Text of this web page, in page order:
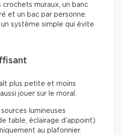
crochets muraux, un banc
et un bac par personne.
système simple qui évite
plus petite et moins
jouer sur le moral.
lumineuses
table, éclairage d’appoint)
au plafonnier.